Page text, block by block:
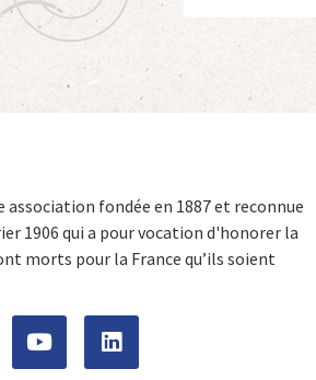
association fondée en 1887 et reconnue
1906 qui a pour vocation d'honorer la
morts pour la France qu’ils soient